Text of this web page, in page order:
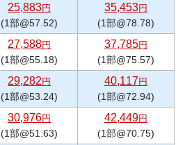
25,883円
(1部@57.52)
35,453円
(1部@78.78)
27,588円
(1部@55.18)
37,785円
(1部@75.57)
29,282 円
(1部@53.24)
40,117円
(1部@72.94)
30,976円
(1部@51.63)
42,449円
(1部@70.75)